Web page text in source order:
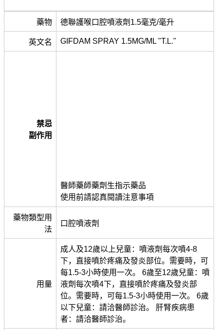
藥物 德聯護喉口腔噴液劑1.5毫克/毫升
英文名 GIFDAM SPRAY 1.5MG/ML "T.L."
禁忌
副作用
醫師藥師藥劑生指示藥品
使用前請認真閱讀注意事項
藥物類型用
法
口腔噴液劑
用量
成人及12歲以上兒童：噴液劑每次噴4-8
下，直接噴於疼痛及發炎部位。需要時，可
每1.5-3小時使用一次。 6歲至12歲兒童：噴
液劑每次噴4下，直接噴於疼痛及發炎部
位。需要時，可每1.5-3小時使用一次。 6歲
以下兒童：請洽醫師診治。 肝腎疾病患
者：請洽醫師診治。